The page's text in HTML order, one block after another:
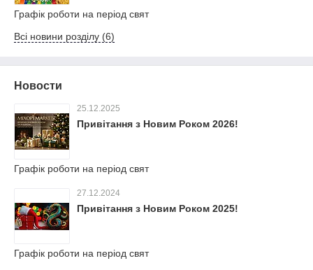
Графік роботи на період свят
Всі новини розділу (6)
Новости
25.12.2025
Привітання з Новим Роком 2026!
Графік роботи на період свят
27.12.2024
Привітання з Новим Роком 2025!
Графік роботи на період свят